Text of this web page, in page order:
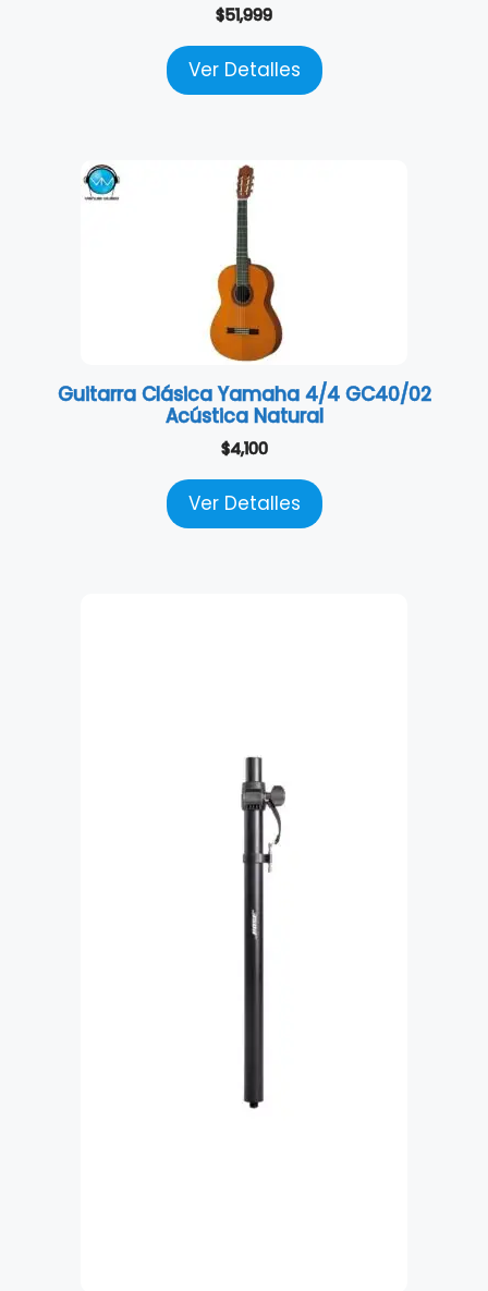
$51,999
Ver Detalles
Guitarra Clásica Yamaha 4/4 GC40/02
Acústica Natural
$4,100
Ver Detalles